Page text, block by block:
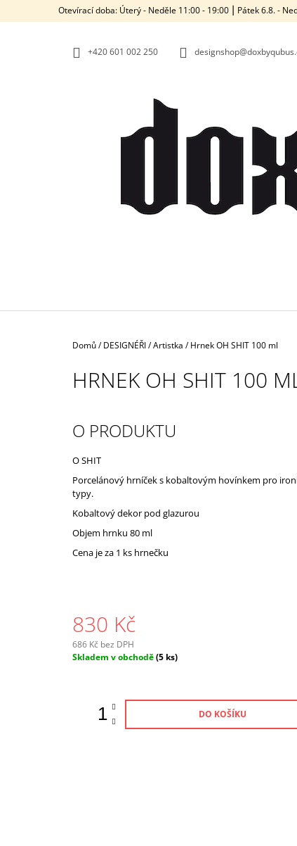
Otevírací doba: Úterý - Neděle 11:00 - 19:00 ⎮ Pátek 6.8. -
+420‭ 601 002 250
Domů/ DESIGNÉŘI/Artistka / Hrnek OH SHIT 100 ml
HRNEK OH SHIT 100
O PRODUKTU
O SHIT
Porcelánový hrníček s kobaltovým hovínkem pro
typy.
Kobaltový dekor pod glazurou
Objem hrnku 80 ml
Cena je za 1 ks hrnečku
830 Kč
686 Kč bez DPH
Měrná
Skladem v obchodě(5 ks)
DO KOŠÍKU
O